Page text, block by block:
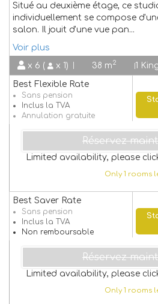
Situé au deuxième étage, ce
individuellement se compose
salon. Il jouit d'une vue pan...
Voir plus
x 6 (
x 1) 38 m2 1
Best Flexible Rate
Sans pension
Inclus la TVA
Annulation gratuite
Réservez
Limited availability, please
Only 1 rooms
Best Saver Rate
Sans pension
Inclus la TVA
Non remboursable
Réservez
Limited availability, please
Only 1 rooms